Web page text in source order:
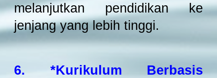
melanjutkan pendidikan ke
jenjang yang lebih tinggi.
6. *Kurikulum Berbasis